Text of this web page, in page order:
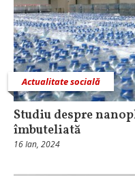
Actualitate socială
Studiu despre
îmbuteliată
16 Ian, 2024